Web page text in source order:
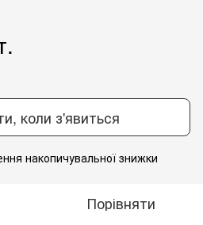
коли з'явиться
накопичувальної знижки
Порівняти